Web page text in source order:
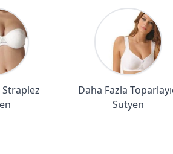
Straplez
Daha Fazla
Sütyen